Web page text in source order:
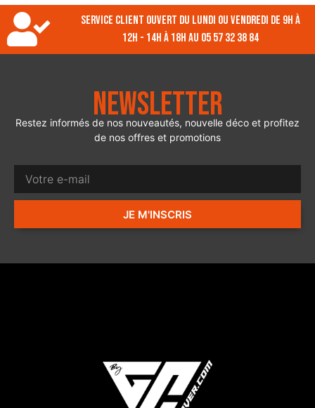
Service client ouvert du lundi ou vendredi de 9h à
12h - 14h à 18h au 05 57 32 38 84
Newsletter
Restez informés de nos nouveautés, nouvelle déco et profitez
de nos offres et promotions
JE M'INSCRIS